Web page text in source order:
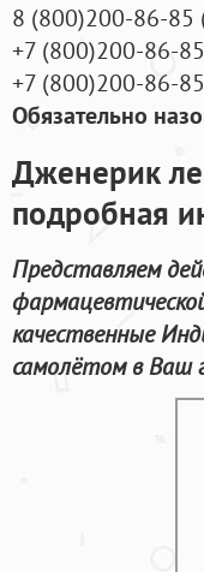
8 (800)200-86-85
+7 (800)200-86-85
+7 (800)200-86-85
Обязательно
Дженерик
подробная
Представляем
качественные
самолётом в Ваш